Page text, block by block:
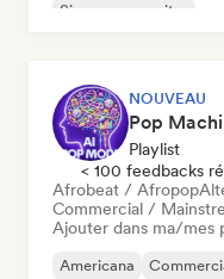
Singer-songwriter
NOUVEAU
Playlist
< 100 feedbacks
Afrobeat / Afropop
Commercial /
Ajouter dans ma/mes
Americana